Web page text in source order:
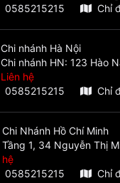
0585215215
Chỉ
Chi nhánh Hà Nội
Chi nhánh HN: 123 Hào
Liên hệ
0585215215
Chỉ
Chi Nhánh Hồ Chí Minh
Tầng 1, 34 Nguyễn Thị
hệ
0585215215
Chỉ